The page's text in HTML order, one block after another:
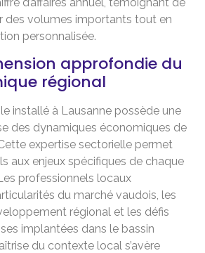
des volumes importants tout en
personnalisée.
approfondie du
régional
installé à Lausanne possède une
des dynamiques économiques de
expertise sectorielle permet
aux enjeux spécifiques de chaque
professionnels locaux
du marché vaudois, les
régional et les défis
implantées dans le bassin
du contexte local s’avère